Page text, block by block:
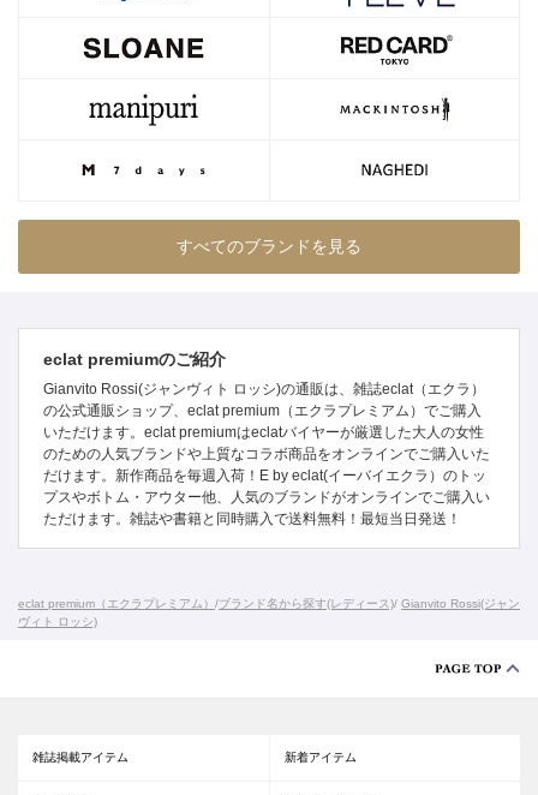
すべてのブランドを見る
eclat premiumのご紹介
Gianvito Rossi(ジャンヴィト ロッシ)の通販は、雑誌eclat（エクラ）
の公式通販ショップ、eclat premium（エクラプレミアム）でご購入
いただけます。eclat premiumはeclatバイヤーが厳選した大人の女性
のための人気ブランドや上質なコラボ商品をオンラインでご購入いた
だけます。新作商品を毎週入荷！E by eclat(イーバイエクラ）のトッ
プスやボトム・アウター他、人気のブランドがオンラインでご購入い
ただけます。雑誌や書籍と同時購入で送料無料！最短当日発送！
eclat premium（エクラプレミアム） /ブランド名から探す(レディース)/ Gianvito Rossi(ジャン
ヴィト ロッシ)
雑誌掲載アイテム 新着アイテム